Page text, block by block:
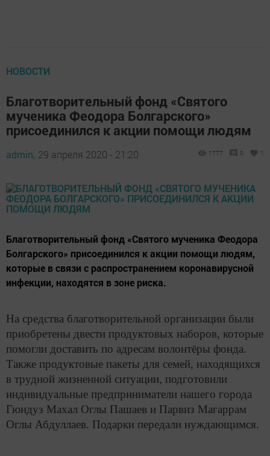
НОВОСТИ
Благотворительный фонд «Святого
мученика Феодора Болгарского»
присоединился к акции помощи людям
admin, 29 апреля 2020 - 21:20 1777 0 1
Благотворительный фонд «Святого мученика Феодора
Болгарского» присоединился к акции помощи людям,
которые в связи с распространением коронавирусной
инфекции, находятся в зоне риска.
На средства благотворительной организации были
приобретены двести продуктовых наборов, которые
помогли доставить по адресам волонтёры фонда.
Также продуктовые пакеты для семей, находящихся
в трудной жизненной ситуации, подготовили
индивидуальные предприниматели нашего города
Гюндуз Махал Оглы Пашаев и Парвиз Магаррам
Оглы Абдуллаев. Подарки передали нуждающимся.